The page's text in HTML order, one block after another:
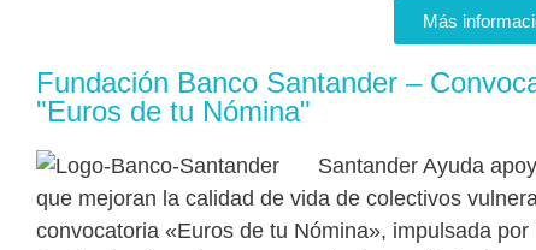
Más
Fundación Banco Santander –
"Euros de tu Nómina"
Santander Ayuda
que mejoran la calidad de vida de colectivos
convocatoria «Euros de tu Nómina», impulsada